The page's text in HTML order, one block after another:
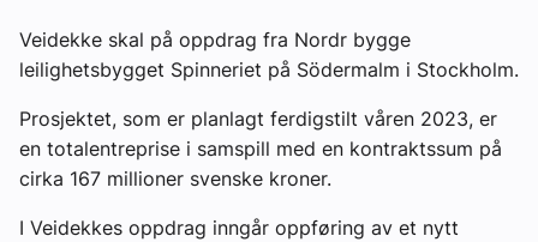
Nyheter
Aktuelle prosjekter
Veidekke skal på oppdrag fra Nordr bygge
leilighetsbygget Spinneriet på Södermalm i Stockholm.
Prosjektet, som er planlagt ferdigstilt våren 2023, er
en totalentreprise i samspill med en kontraktssum på
cirka 167 millioner svenske kroner.
I Veidekkes oppdrag inngår oppføring av et nytt